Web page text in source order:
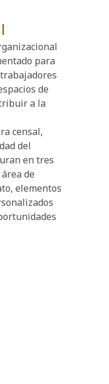
para
de
a la
censal,
del
en tres
de
elementos